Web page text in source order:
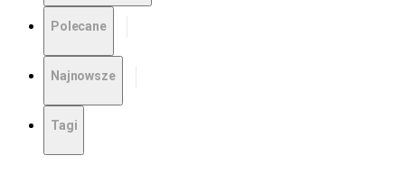
Polecane
Najnowsze
Tagi